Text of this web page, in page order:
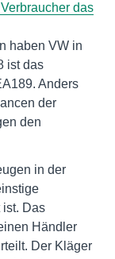
das
haben VW in
ist das
Anders
der
den
in der
ist. Das
Händler
Der Kläger